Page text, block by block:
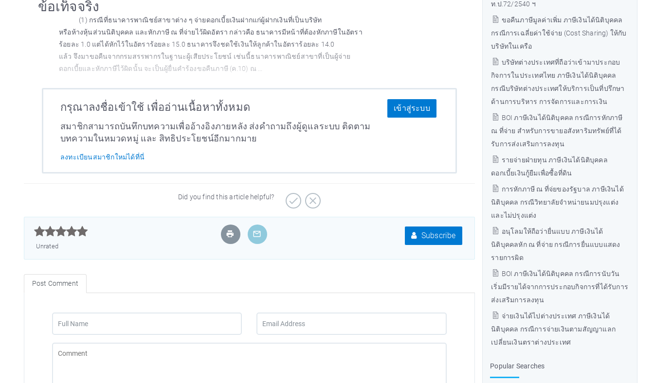
ท.ป.72/2540 ฯ
ขอคืนภาษีมูลค่าเพิ่ม ภาษีเงินได้นิติบุคคล
กรณีการเฉลี่ยค่าใช้จ่าย (Cost Sharing) ให้กับ
บริษัทในเครือ
บริษัทต่างประเทศที่ถือว่าเข้ามาประกอบ
กิจการในประเทศไทย ภาษีเงินได้นิติบุคคล
กรณีบริษัทต่างประเทศให้บริการเป็นที่ปรึกษา
ด้านการบริหาร การจัดการและการเงิน
BOI ภาษีเงินได้นิติบุคคล กรณีการหักภาษี
ณ ที่จ่าย สำหรับการขายอสังหาริมทรัพย์ที่ได้
รับการส่งเสริมการลงทุน
รายจ่ายฝ่ายทุน ภาษีเงินได้นิติบุคคล
ดอกเบี้ยเงินกู้ยืมเพื่อซื้อที่ดิน
การหักภาษี ณ ที่จ่ยของรัฐบาล ภาษีเงินได้
นิติบุคคล กรณีวิทยาลัยจำหน่ายนมปรุงแต่ง
และไม่ปรุงแต่ง
อนุโลมให้ถือว่ายื่นแบบ ภาษีเงินได้
นิติบุคคลหัก ณ ที่จ่าย กรณีการยื่นแบบแสดง
รายการผิด
BOI ภาษีเงินได้นิติบุคคล กรณีการนับวัน
เริ่มมีรายได้จากการประกอบกิจการที่ได้รับการ
ส่งเสริมการลงทุน
จ่ายเงินได้ไปต่างประเทศ ภาษีเงินได้
นิติบุคคล กรณีการจ่ายเงินตามสัญญาแลก
เปลี่ยนเงินตราต่างประเทศ
Popular Searches
ข้อเท็จจริง
(1) กรณีที่ธนาคารพาณิชย์สาขาต่าง ๆ จ่ายดอกเบี้ยเงินฝากแก่ผู้ฝากเงินที่เป็นบริษัท
หรือห้างหุ้นส่วนนิติบุคคล และหักภาษี ณ ที่จ่ายไว้ผิดอัตรา กล่าวคือ ธนาคารมีหน้าที่ต้องหักภาษีในอัตรา
ร้อยละ 1.0 แต่ได้หักไว้ในอัตราร้อยละ 15.0 ธนาคารจึงชดใช้เงินให้ลูกค้าในอัตราร้อยละ 14.0
แล้ว จึงมาขอคืนจากกรมสรรพากรในฐานะผู้เสียประโยชน์ เช่นนี้ธนาคารพาณิชย์สาขาที่เป็นผู้จ่าย
ดอกเบี้ยและหักภาษีไว้ผิดนั้น จะเป็นผู้ยื่นคำร้องขอคืนภาษี (ค.10) ณ ...
กรุณาลงชื่อเข้าใช้ เพื่ออ่านเนื้อหาทั้งหมด
สมาชิกสามารถบันทึกบทความเพื่ออ้างอิงภายหลัง ส่งคำถามถึงผู้ดูแลระบบ ติดตาม
บทความในหมวดหมู่ และ สิทธิประโยชน์อีกมากมาย
ลงทะเบียนสมาชิกใหม่ได้ที่นี่
เข้าสู่ระบบ
Did you find this article helpful?



Unrated
Subscribe
Post Comment